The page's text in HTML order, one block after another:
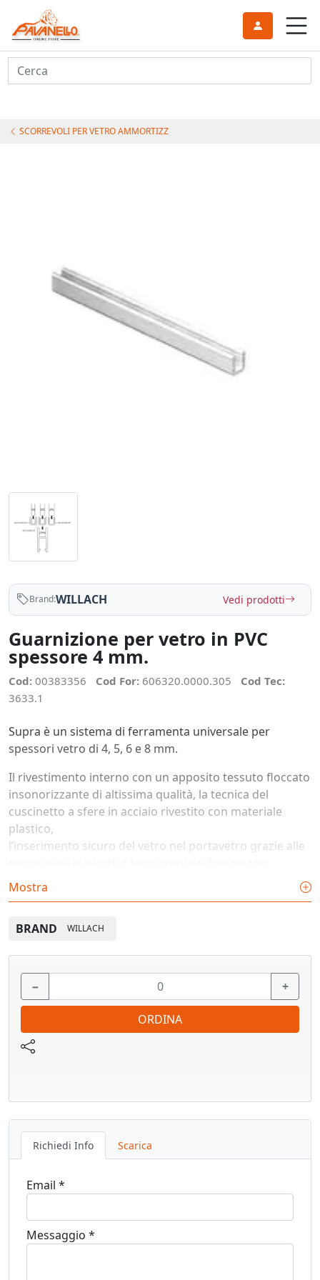
Cerca
SCORREVOLI PER VETRO AMMORTIZZ
Brand:WILLACH Vedi prodotti
Guarnizione per vetro in PVC
spessore 4 mm.
Cod: 00383356 Cod For: 606320.0000.305
Cod Tec:
3633.1
Supra è un sistema di ferramenta universale per
spessori vetro di 4, 5, 6 e 8 mm.
Il rivestimento interno con un apposito tessuto floccato
insonorizzante di altissima qualità, la tecnica del
cuscinetto a sfere in acciaio rivestito con materiale
plastico,
l’inserimento sicuro del vetro nel portavetro grazie alle
antieffrazione nella guida superiore garantiscono un
funzionamento perfetto,
Mostra
BRAND WILLACH
− +
ORDINA
Richiedi Info Scarica
Email *
Messaggio *